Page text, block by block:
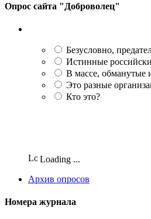
Опрос сайта "Доброволец"
Безусловно,
Истинные
В массе, обманутые
Это разные
Кто это?
Loading ...
Архив опросов
Номера журнала